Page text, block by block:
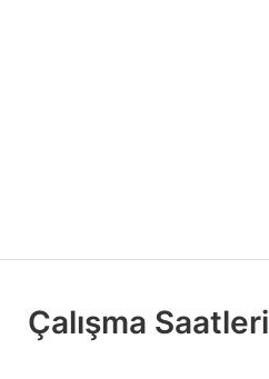
Çalışma Saatleri